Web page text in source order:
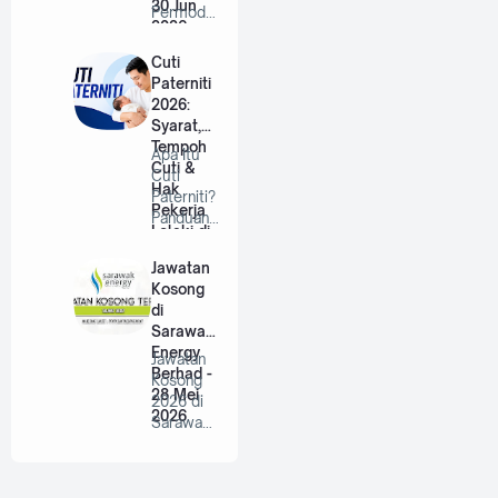
30 Jun
2026
Permodal
Berhad |
…
Cuti
Paterniti
2026:
Syarat,
Tempoh
Cuti &
Hak
Pekerja
Lelaki di
Apa Itu
Cuti
Paterniti?
Panduan
Untuk
Bap…
Jawatan
Kosong
di
Sarawak
Energy
Berhad -
28 Mei
2026
Jawatan
Kosong
2026 di
Sarawak